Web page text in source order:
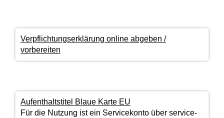
Verpflichtungserklärung online abgeben /
vorbereiten
Aufenthaltstitel Blaue Karte EU
Für die Nutzung ist ein Servicekonto über service-